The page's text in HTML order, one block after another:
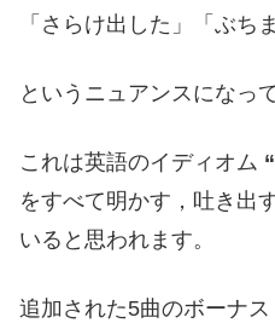
「さらけ出した」「ぶち
というニュアンスになっ
これは英語のイディオム
をすべて明かす，吐き出
いると思われます。
追加された5曲のボーナ